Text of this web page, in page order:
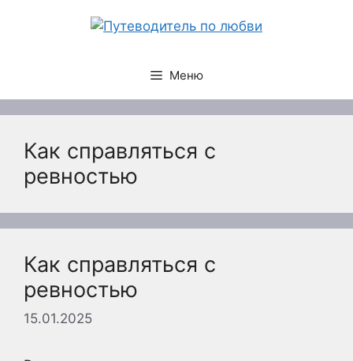
Меню
Как справляться с
ревностью
Как справляться с
ревностью
15.01.2025